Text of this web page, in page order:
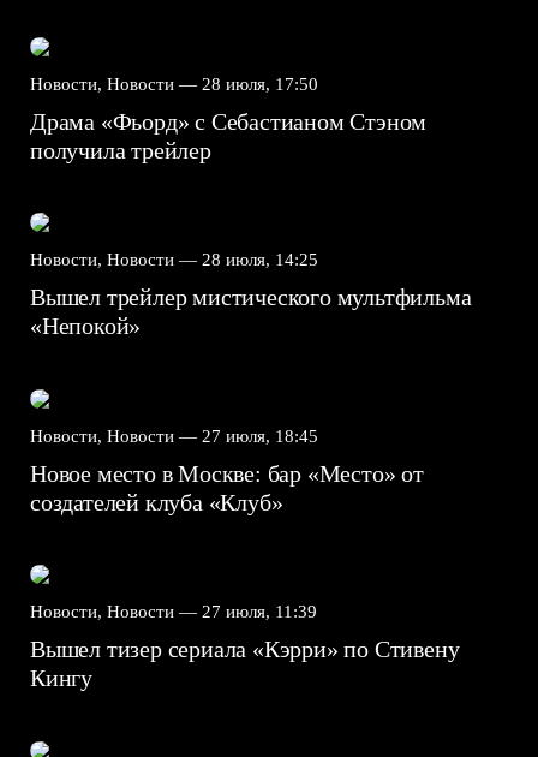
Новости, Новости — 28 июля, 17:50
Драма «Фьорд» с Себастианом Стэном
получила трейлер
Новости, Новости — 28 июля, 14:25
Вышел трейлер мистического мультфильма
«Непокой»
Новости, Новости — 27 июля, 18:45
Новое место в Москве: бар «Место» от
создателей клуба «Клуб»
Новости, Новости — 27 июля, 11:39
Вышел тизер сериала «Кэрри» по Стивену
Кингу